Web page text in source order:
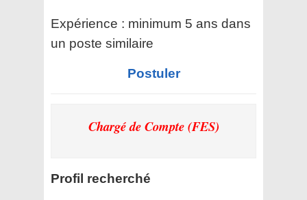
Expérience : minimum 5 ans dans
un poste similaire
Postuler
Chargé de Compte (FES)
Profil recherché